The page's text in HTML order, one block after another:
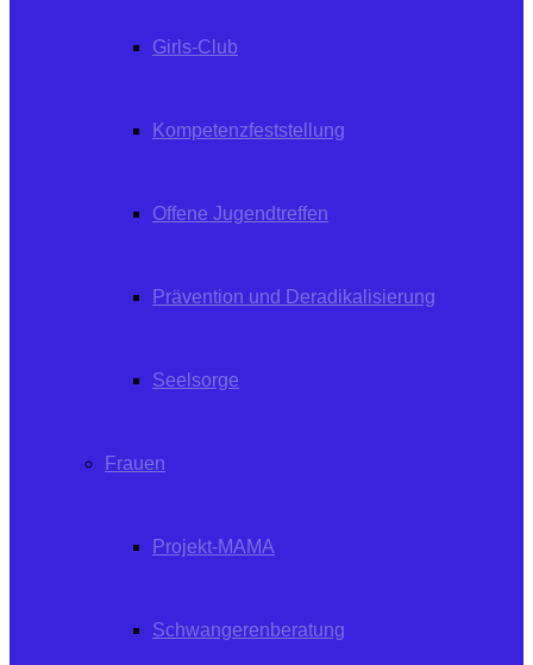
Girls-Club
Kompetenzfeststellung
Offene Jugendtreffen
Prävention und Deradikalisierung
Seelsorge
Frauen
Projekt-MAMA
Schwangerenberatung